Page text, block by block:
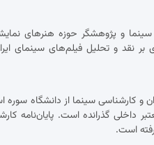
سینما و پژوهشگر حوزه هنرهای
نقد و تحلیل فیلم‌های سینمای
و کارشناسی سینما از دانشگاه
داخلی گذرانده است. پایان‌نامه
است.